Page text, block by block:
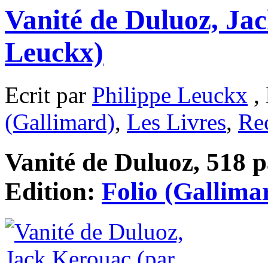
Vanité de Duluoz,
Leuckx)
Ecrit par Philippe Leuckx ,
(Gallimard), Les Livres,
Vanité de Duluoz, 518
Edition: Folio